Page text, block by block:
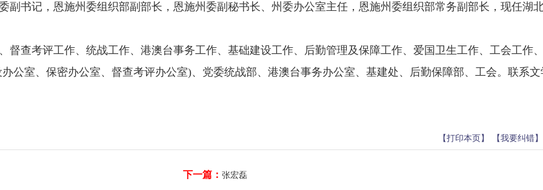
副书记，恩施州委组织部副部长，恩施州委副秘书长、州委办公室主任，恩施州委组织部常务副部长，现任湖
督查考评工作、统战工作、港澳台事务工作、基础建设工作、后勤管理及保障工作、爱国卫生工作、工会工作
公室、保密办公室、督查考评办公室)、党委统战部、港澳台事务办公室、基建处、后勤保障部、工会。联系
【打印本页】 【我要纠错】
下一篇： 张宏磊